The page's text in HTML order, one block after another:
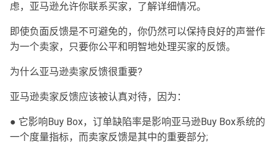
虑，亚马逊允许你联系买家，了解详细情况。
即使负面反馈是不可避免的，你仍然可以保持良好的声誉作
为一个卖家，只要你公平和明智地处理买家的反馈。
为什么亚马逊卖家反馈很重要?
亚马逊卖家反馈应该被认真对待，因为：
● 它影响Buy Box，订单缺陷率是影响亚马逊Buy Box系统的
一个度量指标，而卖家反馈是其中的重要部分;